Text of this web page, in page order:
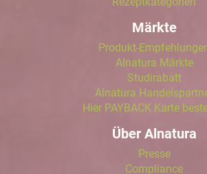
Märkte
Produkt-
Alnatura Märkte
Studirabatt
Alnatura
Hier PAYBACK Karte
Über Alnatura
Presse
Compliance